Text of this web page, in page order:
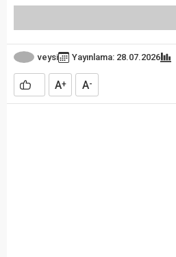
veysi Yayınlama: 28.07.2026
A+ A-